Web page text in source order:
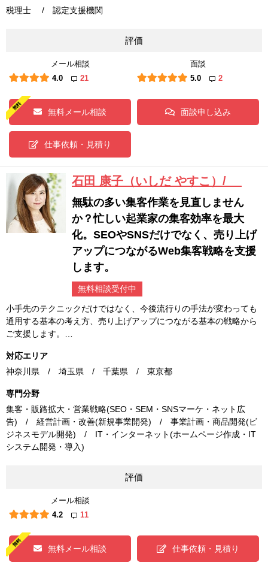
税理士 / 認定支援機関
評価
メール相談
4.0
21
面談
5.0
2
無料メール相談 面談申し込み
仕事依頼・見積り
石田 康子（いしだ やすこ）/
無駄の多い集客作業を見直しません
か？忙しい起業家の集客効率を最大
化。SEOやSNSだけでなく、売り上げ
アップにつながるWeb集客戦略を支援
します。
無料相談受付中
小手先のテクニックだけではなく、今後流行りの手法が変わっても
通用する基本の考え方、売り上げアップにつながる基本の戦略から
ご支援します。…
対応エリア
神奈川県 / 埼玉県 / 千葉県 / 東京都
専門分野
集客・販路拡大・営業戦略(SEO・SEM・SNSマーケ・ネット広
告) / 経営計画・改善(新規事業開発) / 事業計画・商品開発(ビ
ジネスモデル開発) / IT・インターネット(ホームページ作成・IT
システム開発・導入)
評価
メール相談
4.2
11
無料メール相談 仕事依頼・見積り